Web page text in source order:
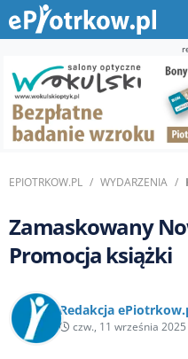
EPIOTRKOW.PL WYDARZENIA
Zamaskowany
Promocja książki
Redakcja
czw., 11 września